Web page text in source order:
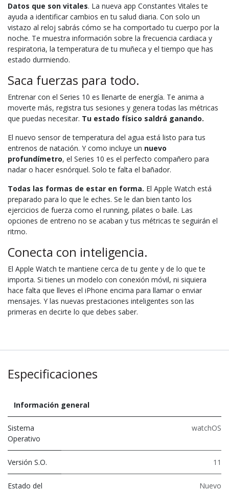
Datos que son vitales. La nueva app Constantes Vitales te
ayuda a identificar cambios en tu salud diaria. Con solo un
vistazo al reloj sabrás cómo se ha comportado tu cuerpo por la
noche. Te muestra información sobre la frecuencia cardiaca y
respiratoria, la temperatura de tu muñeca y el tiempo que has
estado durmiendo.
Saca fuerzas para todo.
Entrenar con el Series 10 es llenarte de energía. Te anima a
moverte más, registra tus sesiones y genera todas las métricas
que puedas necesitar. Tu estado físico saldrá ganando.
El nuevo sensor de temperatura del agua está listo para tus
entrenos de natación. Y como incluye un nuevo
profundímetro, el Series 10 es el perfecto compañero para
nadar o hacer esnórquel. Solo te falta el bañador.
Todas las formas de estar en forma. El Apple Watch está
preparado para lo que le eches. Se le dan bien tanto los
ejercicios de fuerza como el running, pilates o baile. Las
opciones de entreno no se acaban y tus métricas te seguirán el
ritmo.
Conecta con inteligencia.
El Apple Watch te mantiene cerca de tu gente y de lo que te
importa. Si tienes un modelo con conexión móvil, ni siquiera
hace falta que lleves el iPhone encima para llamar o enviar
mensajes. Y las nuevas prestaciones inteligentes son las
primeras en decirte lo que debes saber.
Especificaciones
Información general
Sistema
Operativo
watchOS
Versión S.O. 11
Estado del Nuevo